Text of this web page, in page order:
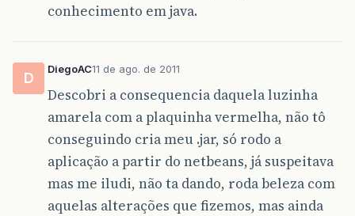
conhecimento em java.
D
DiegoAC11 de ago. de 2011
Descobri a consequencia daquela luzinha
amarela com a plaquinha vermelha, não tô
conseguindo cria meu .jar, só rodo a
aplicação a partir do netbeans, já suspeitava
mas me iludi, não ta dando, roda beleza com
aquelas alterações que fizemos, mas ainda